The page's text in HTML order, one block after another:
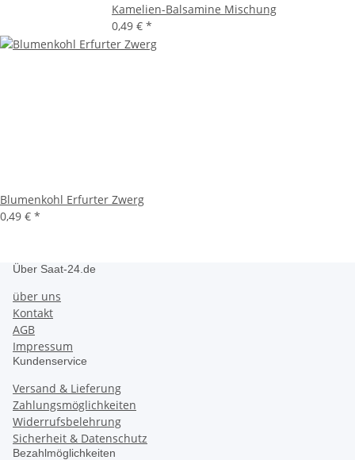
Kamelien-Balsamine Mischung
0,49 € *
Blumenkohl Erfurter Zwerg
0,49 € *
Über Saat-24.de
über uns
Kontakt
AGB
Impressum
Kundenservice
Versand & Lieferung
Zahlungsmöglichkeiten
Widerrufsbelehrung
Sicherheit & Datenschutz
Bezahlmöglichkeiten